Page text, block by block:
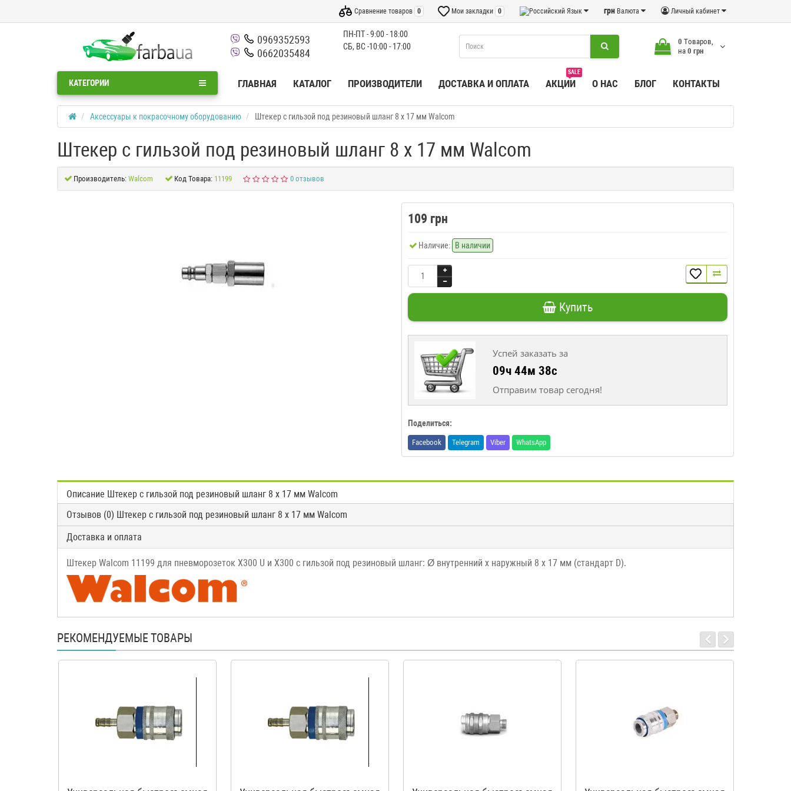
Личный кабинет
грн Валюта
Язык
Мои закладки 0
Сравнение товаров 0
0969352593
0662035484
ПН-ПТ - 9:00 - 18:00
СБ, ВС -10:00 - 17:00
0 Tоваров,
на 0 грн
КАТЕГОРИИ ГЛАВНАЯ КАТАЛОГ ПРОИЗВОДИТЕЛИ ДОСТАВКА И ОПЛАТА
SALE
АКЦИИ О НАС БЛОГ КОНТАКТЫ
Аксессуары к покрасочному оборудованию Штекер с гильзой под резиновый шланг 8 х 17 мм Walcom
Штекер с гильзой под резиновый шланг 8 х 17 мм Walcom
Производитель: Walcom Код Товара: 11199 0 отзывов
109 грн
Наличие: В наличии
Купить
Успей заказать за
09ч 44м 38с
Отправим товар сегодня!
Поделиться:
Facebook Telegram Viber WhatsApp
Описание Штекер с гильзой под резиновый шланг 8 х 17 мм Walcom
Отзывов (0) Штекер с гильзой под резиновый шланг 8 х 17 мм Walcom
Доставка и оплата
Штекер Walcom 11199 для пневморозеток Х300 U и Х300 с гильзой под резиновый шланг: Ø внутренний х наружный 8 х 17 мм (стандарт D).
РЕКОМЕНДУЕМЫЕ ТОВАРЫ